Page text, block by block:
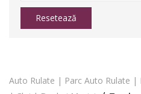
Resetează
Auto Rulate | Parc Auto Rulate |